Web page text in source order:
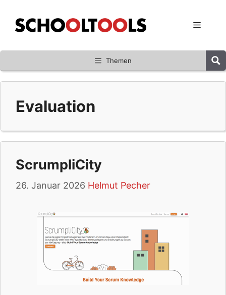
Inhalt
springen
Menü
Themen
Evaluation
ScrumpliCity
26. Januar 2026 Helmut Pecher